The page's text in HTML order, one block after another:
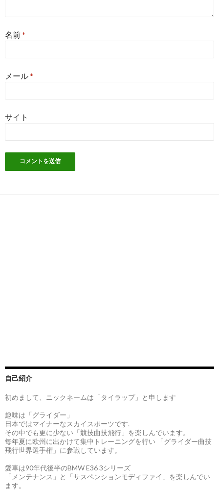
名前*
メール*
サイト
自己紹介
初めまして、ニックネームは「タイラップ」と申します
趣味は「グライダー」
日本ではマイナーなスカイスポーツです.
その中でも更に少ない「競技曲技飛行」を楽しんでいます。
毎年夏に欧州に出かけて集中トレーニングを行い 「グライダー曲技
飛行世界選手権」に参戦しています。
愛車は90年代後半のBMW E36 3シリーズ
「メンテナンス」と「サスペンションモディファイ」を楽しんでい
ます。